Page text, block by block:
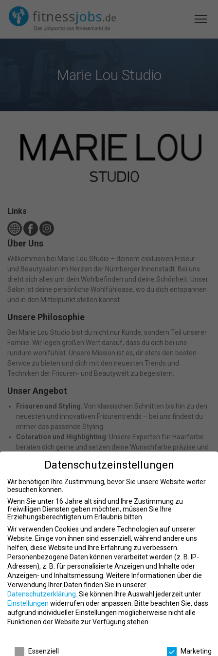
Marie Lou Studio
Links
Über Uns
Willkommen bei Marie Lou Studio – deinem exklusiven Friseur-
und Beautysalon im Herzen der Nürnberger Innenstadt. Bei uns
dreht sich alles um dein Wohlbefinden und deine Schönheit. Unser
Salon ist deine persönliche Wohlfühloase, wo du dich entspannen
und in den Mittelpunkt stellen kannst.
Unsere Philosophie
Bei Marie Lou Studio bist du nicht nur Kunde, sondern Teil unserer
Familie. Wir legen großen Wert darauf, dass du dich bei uns
rundum wohlfühlst. Unsere Mission ist es, dir stets den besten
Service zu bieten und dich mit den neuesten Trends und
Techniken der Frisuren- und Beautywelt zu begeistern.
Unser Angebot
Frisuren und Styling: Von klassischen Schnitten bis hin zu den
neuesten und innovativen Frisurentrends – bei uns findest du
immer das passende Styling.
Coloration und Highlighting: Unsere Experten für Haarfarbe
beraten dich gerne und setzen deine Wunschfarbe präzise und
Beauty Services: Ergänze dein Styling mit unseren Beauty-
Dienstleistungen für ein rundum perfektes Erscheinungsbild.
Leckerer Cappuccino
: Genieße einen köstlichen Cappuccino
während deiner Behandlung und lass dich inspirieren.
Unsere Mitarbeiter
Unser Herzstück sind unsere Mitarbeiterinnen und Mitarbeiter.
Durch regelmäßige Schulungen und Fortbildungen sind wir
technisch und trendmäßig immer auf dem neuesten Stand.
Unsere Beratung und Serviceleistungen basieren auf Fachwissen
und Leidenschaft. Wir freuen uns darauf, dich bei deinem
nächsten Besuch zu inspirieren und zu verwöhnen.
Warum Marie Lou Studio?
Trendbewusst: Wir sind stets am Puls der Zeit und bringen die
neuesten Frisuren- und Beautytrends zu dir.
Auszeit in unserer gemütlichen Wohlfühloase.
Datenschutzeinstellungen
Wir benötigen Ihre Zustimmung, bevor Sie unsere Website weiter
besuchen können.
Wenn Sie unter 16 Jahre alt sind und Ihre Zustimmung zu
freiwilligen Diensten geben möchten, müssen Sie Ihre
Erziehungsberechtigten um Erlaubnis bitten.
Wir verwenden Cookies und andere Technologien auf unserer
Website. Einige von ihnen sind essenziell, während andere uns
helfen, diese Website und Ihre Erfahrung zu verbessern.
Personenbezogene Daten können verarbeitet werden (z. B. IP-
Adressen), z. B. für personalisierte Anzeigen und Inhalte oder
Anzeigen- und Inhaltsmessung. Weitere Informationen über die
Verwendung Ihrer Daten finden Sie in unserer
Datenschutzerklärung. Sie können Ihre Auswahl jederzeit unter
Einstellungen widerrufen oder anpassen. Bitte beachten Sie, dass
aufgrund individueller Einstellungen möglicherweise nicht alle
Funktionen der Website zur Verfügung stehen.
Essenziell
Marketing